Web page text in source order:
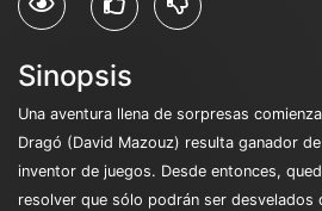
Sinopsis
Una aventura llena de sorpresas
Dragó (David Mazouz) resulta ganador
inventor de juegos. Desde entonces,
resolver que sólo podrán ser desvelados